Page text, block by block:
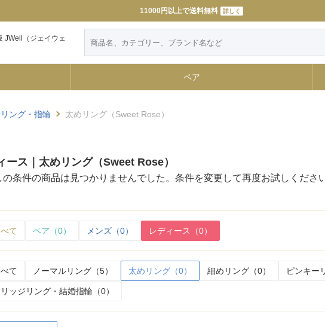
11000円以上で送料無料 詳しく
JWell（ジェイウェ
ペア
リング・指輪 太めリング（Sweet Rose）
ース｜太めリング（Sweet Rose）
の条件の商品は見つかりませんでした。条件を変更して再度お試しくださ
て ペア（0） メンズ（0） レディース（0）
て ノーマルリング（5） 太めリング（0） 細めリング（0） ピンキー
ッジリング・結婚指輪（0）